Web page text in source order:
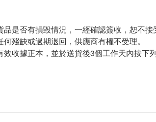
是否有損毀情況，一經確認簽收，恕不接
殘缺或過期退回，供應商有權不受理。
收據正本，並於送貨後3個工作天內按下